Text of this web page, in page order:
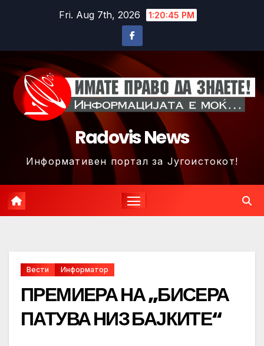
Fri. Aug 7th, 2026 1:20:48 PM
Radovis News
Информативен портал за Југоистокот!
Вести Информатор
ПРЕМИЕРА НА „БИСЕРА
ПАТУВА НИЗ БАЈКИТЕ“